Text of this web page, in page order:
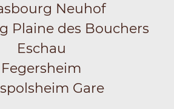
Neuhof
Plaine des Bouchers
Eschau
Fegersheim
Gare